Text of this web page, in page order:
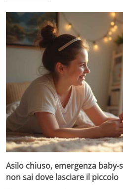
Asilo chiuso, emergenza
non sai dove lasciare il piccolo